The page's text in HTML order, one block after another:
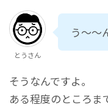
とうさん
う～～
そうなんですよ。
ある程度のところま